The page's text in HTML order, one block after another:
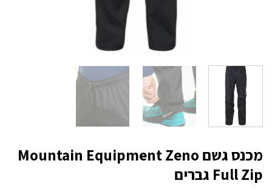
מכנס גשם Mountain Equipment Zeno
Full Zip גברים